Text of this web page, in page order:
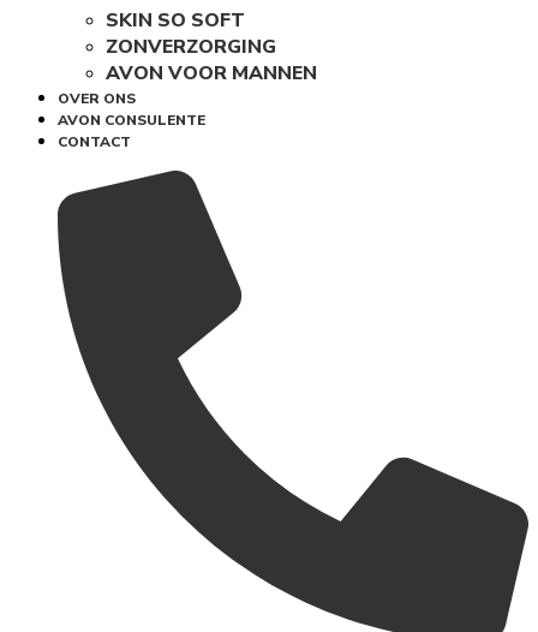
SKIN SO SOFT
ZONVERZORGING
AVON VOOR MANNEN
OVER ONS
AVON CONSULENTE
CONTACT